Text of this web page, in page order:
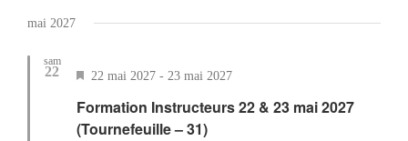
une
mai 2027
sam
22
Formation Instructeurs 22 & 23 mai 2027
(Tournefeuille – 31)
Mis
avant
22 mai 2027 - 23 mai 2027